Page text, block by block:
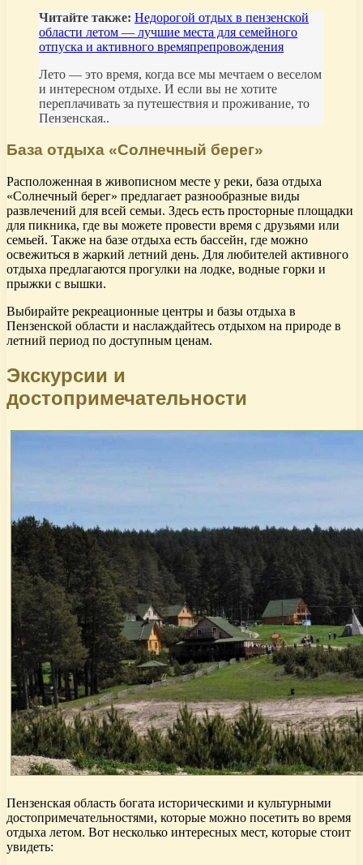
Читайте также: Недорогой отдых в пензенской
области летом — лучшие места для семейного
отпуска и активного времяпрепровождения
Лето — это время, когда все мы мечтаем о веселом
и интересном отдыхе. И если вы не хотите
переплачивать за путешествия и проживание, то
Пензенская..
База отдыха «Солнечный берег»
Расположенная в живописном месте у реки, база отдыха
«Солнечный берег» предлагает разнообразные виды
развлечений для всей семьи. Здесь есть просторные площадки
для пикника, где вы можете провести время с друзьями или
семьей. Также на базе отдыха есть бассейн, где можно
освежиться в жаркий летний день. Для любителей активного
отдыха предлагаются прогулки на лодке, водные горки и
прыжки с вышки.
Выбирайте рекреационные центры и базы отдыха в
Пензенской области и наслаждайтесь отдыхом на природе в
летний период по доступным ценам.
Экскурсии и
достопримечательности
Пензенская область богата историческими и культурными
достопримечательностями, которые можно посетить во время
отдыха летом. Вот несколько интересных мест, которые стоит
увидеть: